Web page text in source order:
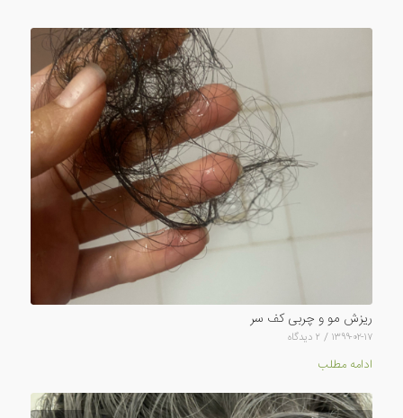
ریزش مو و چربی کف سر
۱۳۹۹-۰۲-۱۷ / ۲ دیدگاه
ادامه مطلب